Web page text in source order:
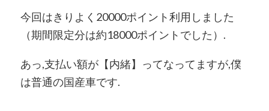
今回はきりよく20000ポイント利用しました
（期間限定分は約18000ポイントでした）.
あっ,支払い額が【内緒】ってなってますが,僕
は普通の国産車です.